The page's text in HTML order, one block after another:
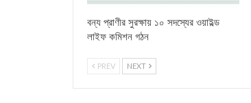
বন্য প্রাণীর সুরক্ষায় ১০ সদস্যের ওয়াইল্ড
লাইফ কমিশন গঠন
PREV NEXT